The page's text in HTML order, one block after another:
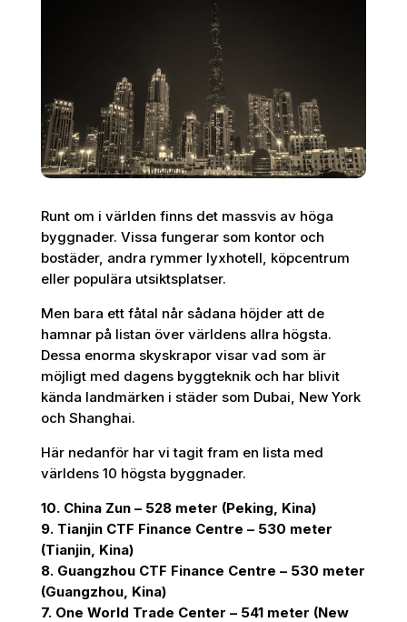
Runt om i världen finns det massvis av höga
byggnader. Vissa fungerar som kontor och
bostäder, andra rymmer lyxhotell, köpcentrum
eller populära utsiktsplatser.
Men bara ett fåtal når sådana höjder att de
hamnar på listan över världens allra högsta.
Dessa enorma skyskrapor visar vad som är
möjligt med dagens byggteknik och har blivit
kända landmärken i städer som Dubai, New York
och Shanghai.
Här nedanför har vi tagit fram en lista med
världens 10 högsta byggnader.
10. China Zun – 528 meter (Peking, Kina)
9. Tianjin CTF Finance Centre – 530 meter
(Tianjin, Kina)
8. Guangzhou CTF Finance Centre – 530 meter
(Guangzhou, Kina)
7. One World Trade Center – 541 meter (New